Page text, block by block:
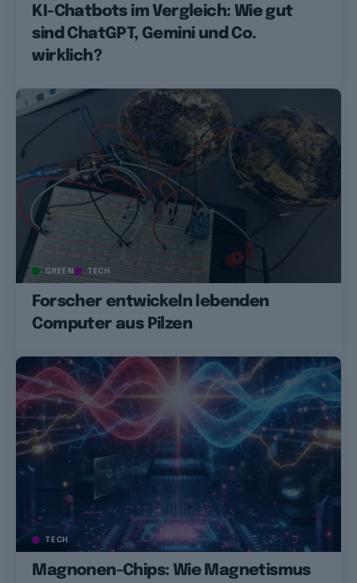
KI-Chatbots im Vergleich: Wie gut
sind ChatGPT, Gemini und Co.
wirklich?
GREEN TECH
Forscher entwickeln lebenden
Computer aus Pilzen
TECH
Magnonen-Chips: Wie Magnetismus